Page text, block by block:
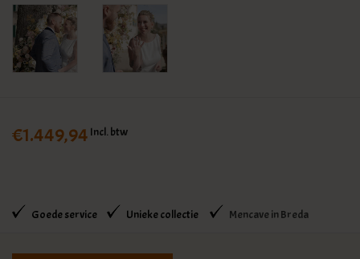
€1.449,94 Incl. btw
Goede service Unieke collectie Mencave in Breda